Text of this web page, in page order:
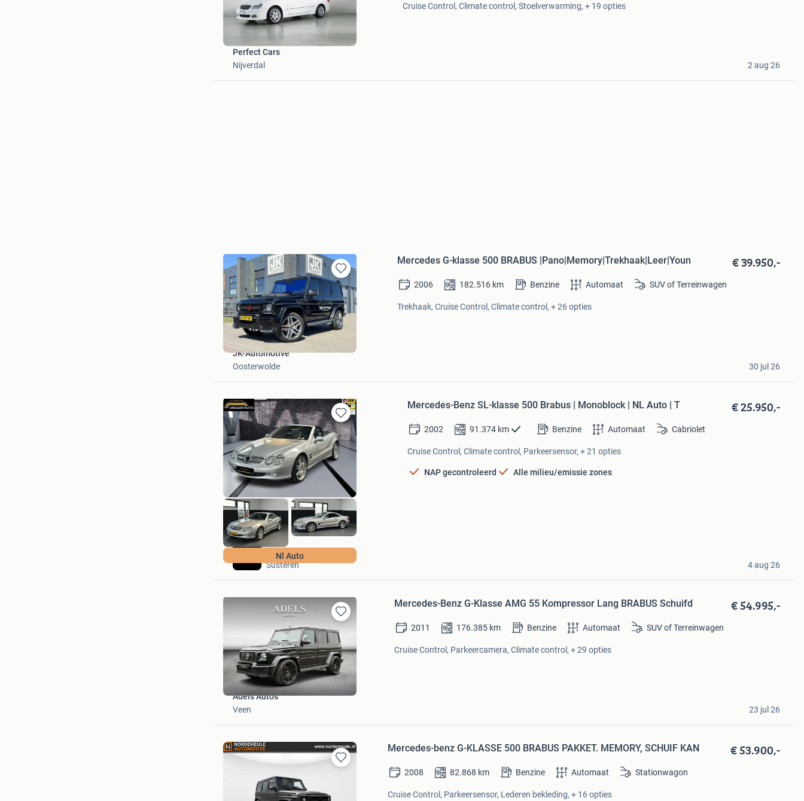
Mijn
Favorieten
Cruise Control, Climate control, Stoelverwarming, + 19 opties
Perfect Cars
Nijverdal
2 aug 26
Bewaren
in
Mijn
Favorieten
Mercedes G-klasse 500 BRABUS |Pano|Memory|Trekhaak|Leer|Youn € 39.950,-
2006 182.516 km Benzine Automaat SUV of Terreinwagen
Trekhaak, Cruise Control, Climate control, + 26 opties
JK-Automotive
Oosterwolde
30 jul 26
Bewaren
in
Mijn
Favorieten
Nl Auto
Mercedes-Benz SL-klasse 500 Brabus | Monoblock | NL Auto | T € 25.950,-
2002 91.374 km Benzine Automaat Cabriolet
Cruise Control, Climate control, Parkeersensor, + 21 opties
NAP gecontroleerd Alle milieu/emissie zones
Janssen Auto Susteren
Susteren
4 aug 26
Bewaren
in
Mijn
Favorieten
Mercedes-Benz G-Klasse AMG 55 Kompressor Lang BRABUS Schuifd € 54.995,-
2011 176.385 km Benzine Automaat SUV of Terreinwagen
Cruise Control, Parkeercamera, Climate control, + 29 opties
Adels Auto's
Veen
23 jul 26
Bewaren
Mercedes-benz G-KLASSE 500 BRABUS PAKKET. MEMORY, SCHUIF KAN € 53.900,-
2008 82.868 km Benzine Automaat Stationwagon
Cruise Control, Parkeersensor, Lederen bekleding, + 16 opties